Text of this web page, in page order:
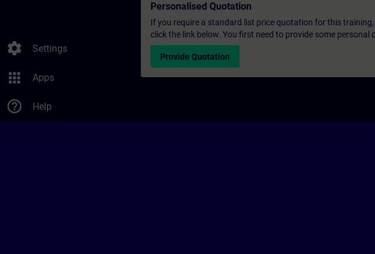
settings Settings
apps Apps
help_outline Help
Personalised Quotation
If you require a standard list price quotation for this
click the link below. You first need to provide some
Provide Quotation